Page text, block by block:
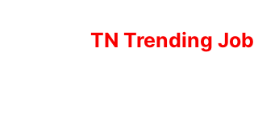
TN Trending Job